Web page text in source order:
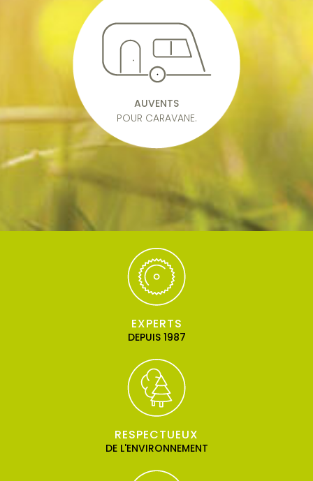
AUVENTS
POUR CARAVANE.
EXPERTS
DEPUIS 1987
RESPECTUEUX
DE L'ENVIRONNEMENT